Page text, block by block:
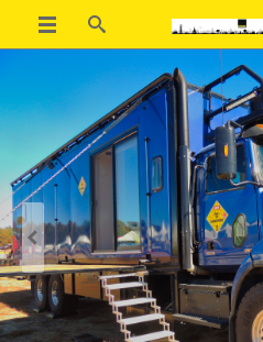
Previous